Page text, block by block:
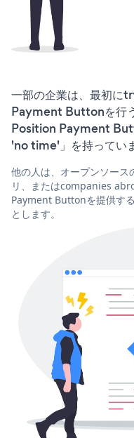
一部の企業は、最初
Payment Buttonを行
Position Payment
'no time'」を持っていま
他の人は、オープンソー
リ、またはcompanies
Payment Buttonを提供す
とします。